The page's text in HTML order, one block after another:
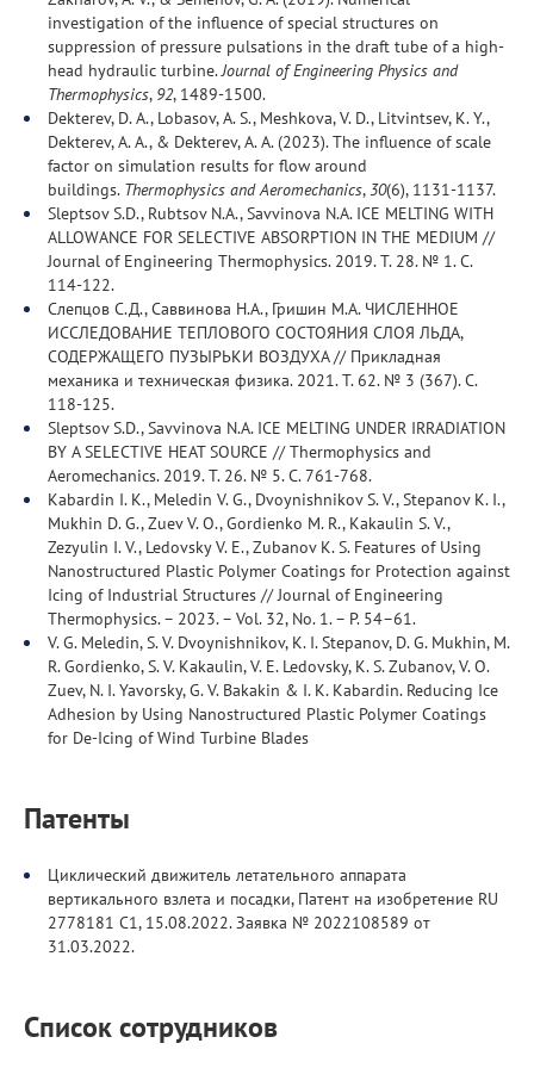
investigation of the influence of special structures on
suppression of pressure pulsations in the draft tube of a high-
head hydraulic turbine.Journal of Engineering Physics and
Thermophysics, 92, 1489-1500.
Dekterev, D. A., Lobasov, A. S., Meshkova, V. D., Litvintsev, K. Y.,
Dekterev, A. A., & Dekterev, A. A. (2023). The influence of scale
factor on simulation results for flow around
buildings. Thermophysics and Aeromechanics,30(6), 1131-1137.
Sleptsov S.D., Rubtsov N.A., Savvinova N.A. ICE MELTING WITH
ALLOWANCE FOR SELECTIVE ABSORPTION IN THE MEDIUM //
Journal of Engineering Thermophysics. 2019. Т. 28. № 1. С.
114-122.
Слепцов С.Д., Саввинова Н.А., Гришин М.А. ЧИСЛЕННОЕ
ИССЛЕДОВАНИЕ ТЕПЛОВОГО СОСТОЯНИЯ СЛОЯ ЛЬДА,
СОДЕРЖАЩЕГО ПУЗЫРЬКИ ВОЗДУХА // Прикладная
механика и техническая физика. 2021. Т. 62. № 3 (367). С.
118-125.
Sleptsov S.D., Savvinova N.A. ICE MELTING UNDER IRRADIATION
BY A SELECTIVE HEAT SOURCE // Thermophysics and
Aeromechanics. 2019. Т. 26. № 5. С. 761-768.
Kabardin I. K., Meledin V. G., Dvoynishnikov S. V., Stepanov K. I.,
Mukhin D. G., Zuev V. O., Gordienko M. R., Kakaulin S. V.,
Zezyulin I. V., Ledovsky V. E., Zubanov K. S. Features of Using
Nanostructured Plastic Polymer Coatings for Protection against
Icing of Industrial Structures // Journal of Engineering
Thermophysics. – 2023. – Vol. 32, No. 1. – P. 54–61.
V. G. Meledin, S. V. Dvoynishnikov, K. I. Stepanov, D. G. Mukhin, M.
R. Gordienko, S. V. Kakaulin, V. E. Ledovsky, K. S. Zubanov, V. O.
Zuev, N. I. Yavorsky, G. V. Bakakin & I. K. Kabardin. Reducing Ice
Adhesion by Using Nanostructured Plastic Polymer Coatings
for De-Icing of Wind Turbine Blades
Патенты
Циклический движитель летательного аппарата
вертикального взлета и посадки, Патент на изобретение RU
2778181 C1, 15.08.2022. Заявка № 2022108589 от
31.03.2022.
Список сотрудников